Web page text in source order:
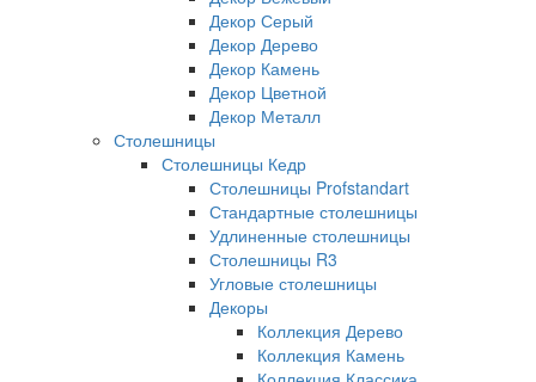
Декор Серый
Декор Дерево
Декор Камень
Декор Цветной
Декор Металл
Столешницы
Столешницы Кедр
Столешницы Profstandart
Стандартные столешницы
Удлиненные столешницы
Столешницы R3
Угловые столешницы
Декоры
Коллекция Дерево
Коллекция Камень